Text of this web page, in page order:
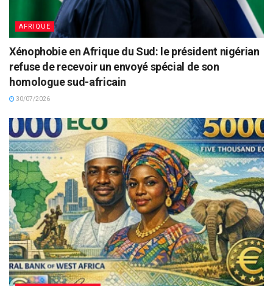
AFRIQUE
Xénophobie en Afrique du Sud: le président nigérian
refuse de recevoir un envoyé spécial de son
homologue sud-africain
30/07/2026